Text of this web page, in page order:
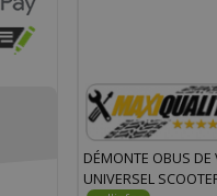
DÉMONTE OBUS DE
UNIVERSEL